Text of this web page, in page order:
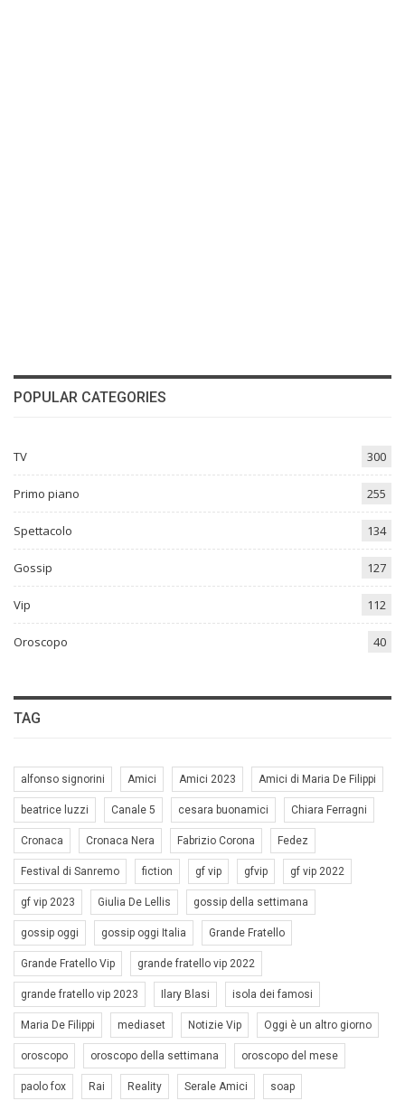
POPULAR CATEGORIES
TV 300
Primo piano 255
Spettacolo 134
Gossip 127
Vip 112
Oroscopo 40
TAG
alfonso signorini Amici Amici 2023 Amici di Maria De Filippi
beatrice luzzi Canale 5 cesara buonamici Chiara Ferragni
Cronaca Cronaca Nera Fabrizio Corona Fedez
Festival di Sanremo fiction gf vip gfvip gf vip 2022
gf vip 2023 Giulia De Lellis gossip della settimana
gossip oggi gossip oggi Italia Grande Fratello
Grande Fratello Vip grande fratello vip 2022
grande fratello vip 2023 Ilary Blasi isola dei famosi
Maria De Filippi mediaset Notizie Vip Oggi è un altro giorno
oroscopo oroscopo della settimana oroscopo del mese
paolo fox Rai Reality Serale Amici soap